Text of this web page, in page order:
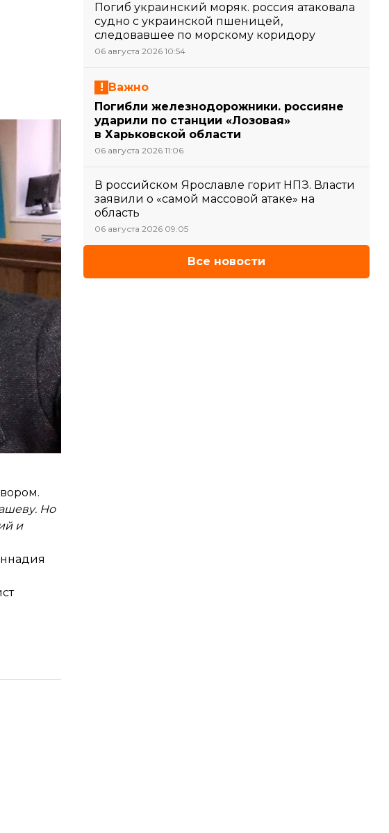
ему в
хранении
в том
Но
и
Погиб украинский моряк. россия атаковала
судно с украинской пшеницей,
следовавшее по морскому коридору
06 августа 2026 10:54
Важно
Погибли железнодорожники. россияне
ударили по станции «Лозовая»
в Харьковской области
06 августа 2026 11:06
В российском Ярославле горит НПЗ. Власти
заявили о «самой массовой атаке» на
область
06 августа 2026 09:05
Все новости